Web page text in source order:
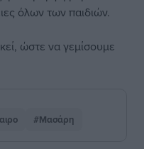
όλων των παιδιών.
ώστε να γεμίσουμε
#Μασάρη